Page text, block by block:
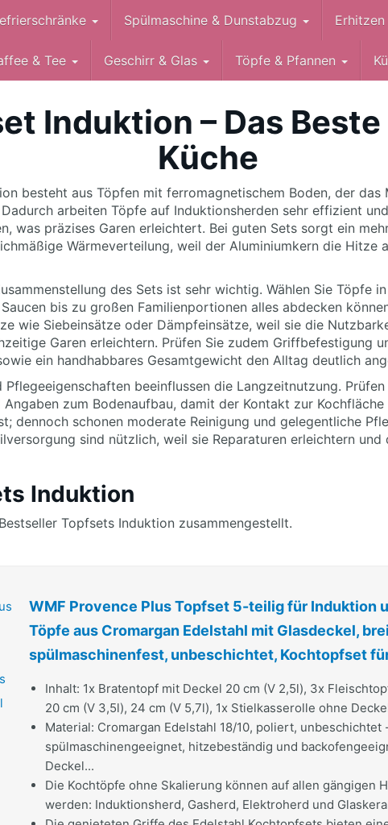
Spülmaschine & Dunstabzug Erhitzen
& Tee Geschirr & Glas Töpfe & Pfannen
Induktion – Das
Küche
besteht aus Töpfen mit ferromagnetischem Boden, der das
arbeiten Töpfe auf Induktionsherden sehr effizient
was präzises Garen erleichtert. Bei guten Sets sorgt ein
Wärmeverteilung, weil der Aluminiumkern die Hitze
des Sets ist sehr wichtig. Wählen Sie Töpfe
bis zu großen Familienportionen alles abdecken
wie Siebeinsätze oder Dämpfeinsätze, weil sie die
Garen erleichtern. Prüfen Sie zudem Griffbefestigung
ein handhabbares Gesamtgewicht den Alltag deutlich
beeinflussen die Langzeitnutzung.
zum Bodenaufbau, damit der Kontakt zur
dennoch schonen moderate Reinigung und gelegentliche
sind nützlich, weil sie Reparaturen erleichtern
Induktion
Topfsets Induktion zusammengestellt.
WMF Provence Plus Topfset 5-teilig für Induktion
Töpfe aus Cromargan Edelstahl mit Glasdeckel,
spülmaschinenfest, unbeschichtet, Kochtopfset
Inhalt: 1x Bratentopf mit Deckel 20 cm (V 2,5l), 3x
20 cm (V 3,5l), 24 cm (V 5,7l), 1x Stielkasserolle ohne
Material: Cromargan Edelstahl 18/10, poliert, unbeschichtet
spülmaschinengeeignet, hitzebeständig und
Deckel...
Die Kochtöpfe ohne Skalierung können auf allen gängigen
werden: Induktionsherd, Gasherd, Elektroherd und